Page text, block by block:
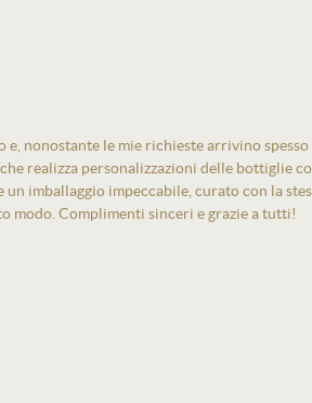
nonostante le mie richieste arrivino
realizza personalizzazioni delle bottiglie
imballaggio impeccabile, curato con la
modo. Complimenti sinceri e grazie a tutti!